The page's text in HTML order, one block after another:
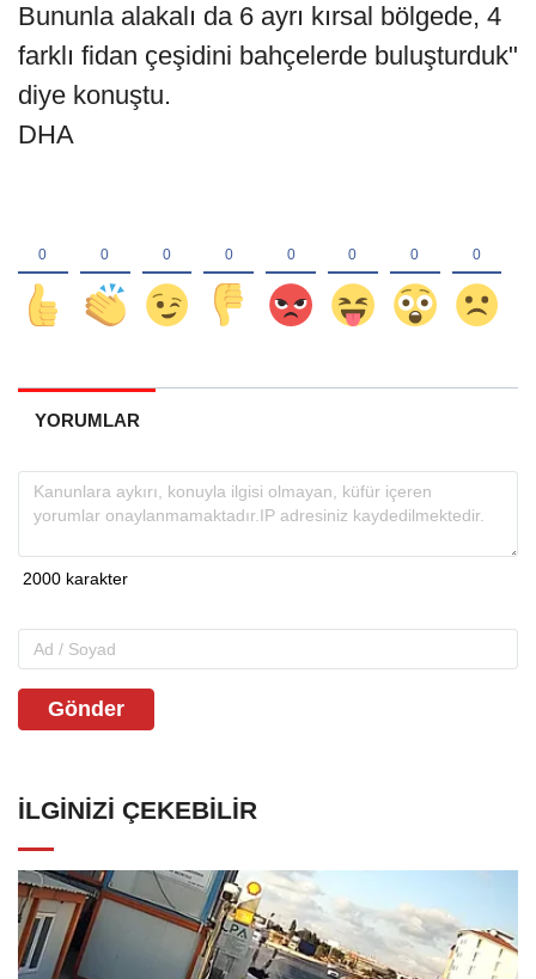
Bununla alakalı da 6 ayrı kırsal bölgede, 4
farklı fidan çeşidini bahçelerde buluşturduk"
diye konuştu.
DHA
YORUMLAR
Gönder
İLGINIZI ÇEKEBILIR